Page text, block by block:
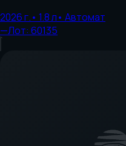
2026г.• 1.8л• Автомат
—Лот: 60135